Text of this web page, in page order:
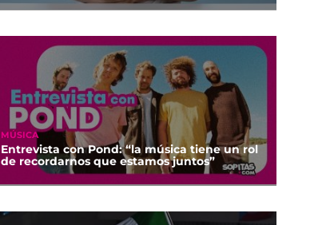
MÚSICA
Entrevista con Pond: “la música tiene un rol
de recordarnos que estamos juntos”